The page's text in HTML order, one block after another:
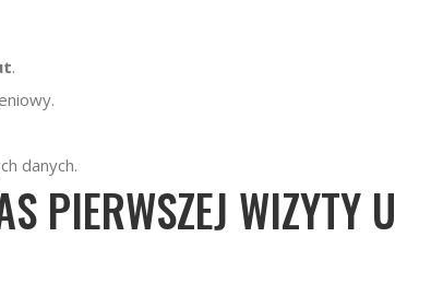
.
danych.
PIERWSZEJ WIZYTY U